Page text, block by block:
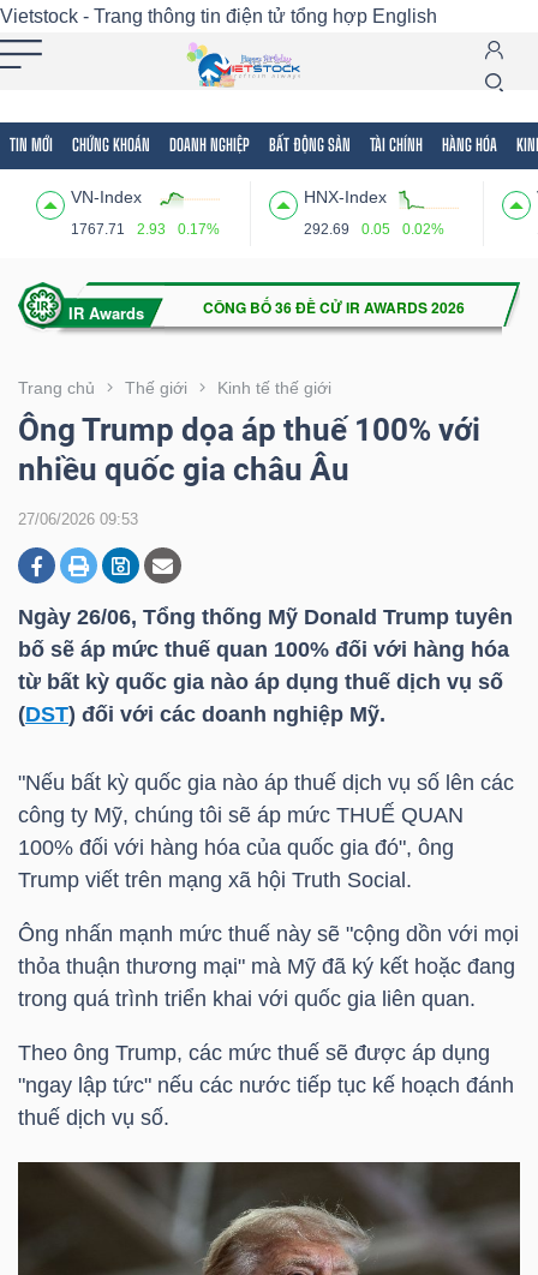
Vietstock - Trang thông tin điện tử tổng hợp English
TIN MỚI CHỨNG KHOÁN DOANH NGHIỆP BẤT ĐỘNG SẢN TÀI CHÍNH HÀNG HÓA
VN-Index
1767.71 2.93 0.17%
HNX-Index
292.69 0.05 0.02%
Trang chủ Thế giới Kinh tế thế giới
Ông Trump dọa áp thuế 100% với
nhiều quốc gia châu Âu
27/06/2026 09:53
Ngày 26/06, Tổng thống Mỹ Donald Trump tuyên
bố sẽ áp mức thuế quan 100% đối với hàng hóa
từ bất kỳ quốc gia nào áp dụng thuế dịch vụ số
(DST) đối với các doanh nghiệp Mỹ.
"Nếu bất kỳ quốc gia nào áp thuế dịch vụ số lên các
công ty Mỹ, chúng tôi sẽ áp mức THUẾ QUAN
100% đối với hàng hóa của quốc gia đó", ông
Trump viết trên mạng xã hội Truth Social.
Ông nhấn mạnh mức thuế này sẽ "cộng dồn với mọi
thỏa thuận thương mại" mà Mỹ đã ký kết hoặc đang
trong quá trình triển khai với quốc gia liên quan.
Theo ông Trump, các mức thuế sẽ được áp dụng
"ngay lập tức" nếu các nước tiếp tục kế hoạch đánh
thuế dịch vụ số.
Tất cả Tính năng Ngành Mã chứng khoán
Tính
(-)
VIETSTOCK
CHỨNG
DOANH
NGHIỆP
SẢN
TÀI
CHÍNH
HÀNG
HÓA